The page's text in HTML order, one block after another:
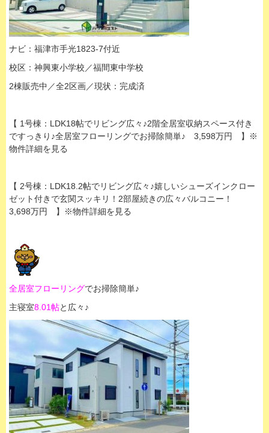
ナビ：福津市手光1823-7付近
校区：神興東小学校／福間東中学校
2棟販売中／全2区画／現状： 完成済
【 1号棟：LDK18帖でリビング広々♪2階全居室収納スペース付き
ですっきり♪全居室フローリングでお掃除簡単♪ 3,598万円 】※
物件詳細を見る
【 2号棟：LDK18.2帖でリビング広々♪嬉しいシューズインクロー
ゼット付きで玄関スッキリ！2部屋続きの広々バルコニー！
3,698万円 】※物件詳細を見る
全居室フローリングでお掃除簡単♪
主寝室8.01帖と広々♪